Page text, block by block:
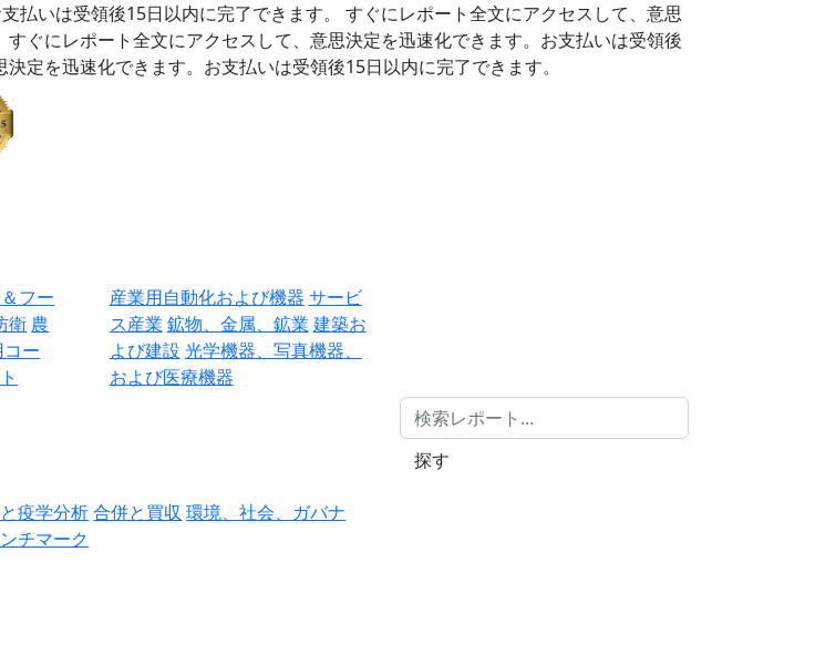
払いは受領後15日以内に完了できます。
すぐにレポート全文にアクセスして、意思
すぐにレポート全文にアクセスして、意思決定を迅速化できます。お支払いは受領後
定を迅速化できます。お支払いは受領後15日以内に完了できます。
フー
衛 農
ー
産業用自動化および機器 サービ
ス産業 鉱物、金属、鉱業 建築お
よび建設 光学機器、写真機器、
および医療機器
疫学分析合併と買収 環境、社会、ガバナ
チマーク
探す